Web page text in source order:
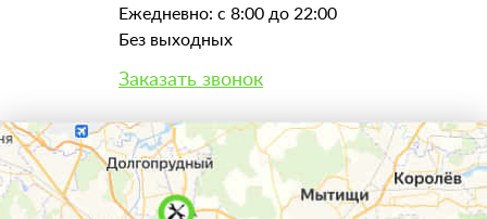
Ежедневно: с 8:00 до 22:00
Без выходных
Заказать звонок